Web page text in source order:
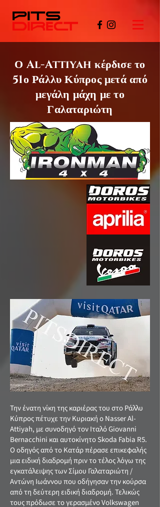
Ο Al-Attiyahκέρδισε το
51οΡάλλυ Κύπρος μετά από
μεγάλη μάχη με το
Γαλαταριώτη
©PITSDIRECT
Την ένατη νίκη της καριέρας του στο Ράλλυ
Κύπρος πέτυχε την Κυριακή ο Nasser Al-
Attiyah, με συνοδηγό τον Ιταλό Giovanni
Bernacchini και αυτοκίνητο Skoda Fabia R5.
Ο οδηγός από το Κατάρ πέρασε επικεφαλής
μια ειδική διαδρομή πριν το τέλος λόγω της
εγκατάλειψης των Σίμου Γαλαταριώτη /
Αντώνη Ιωάννου που οδήγησαν την κούρσα
από τη δεύτερη ειδική διαδρομή. Τελικώς
τους πρόδωσε το γερασμένο Volkswagen